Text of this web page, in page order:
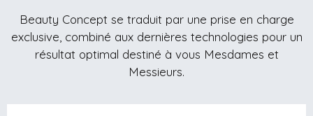
Beauty Concept se traduit par une prise en charge
exclusive, combiné aux dernières technologies pour un
résultat optimal destiné à vous Mesdames et
Messieurs.